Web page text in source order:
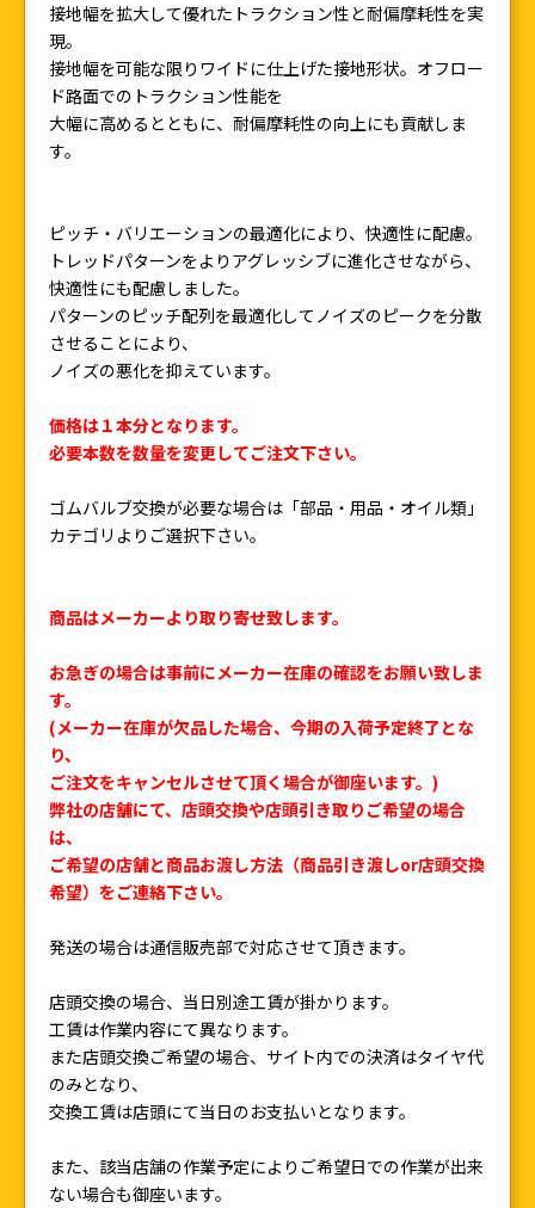
接地幅を拡大して優れたトラクション性と耐偏摩耗性を実
現。
接地幅を可能な限りワイドに仕上げた接地形状。オフロー
ド路面でのトラクション性能を
大幅に高めるとともに、耐偏摩耗性の向上にも貢献しま
す。
ピッチ・バリエーションの最適化により、快適性に配慮。
トレッドパターンをよりアグレッシブに進化させながら、
快適性にも配慮しました。
パターンのピッチ配列を最適化してノイズのピークを分散
させることにより、
ノイズの悪化を抑えています。
価格は１本分となります。
必要本数を数量を変更してご注文下さい。
ゴムバルブ交換が必要な場合は「部品・用品・オイル類」
カテゴリよりご選択下さい。
商品はメーカーより取り寄せ致します。
お急ぎの場合は事前にメーカー在庫の確認をお願い致しま
す。
(メーカー在庫が欠品した場合、今期の入荷予定終了とな
り、
ご注文をキャンセルさせて頂く場合が御座います。)
弊社の店舗にて、店頭交換や店頭引き取りご希望の場合
は、
ご希望の店舗と商品お渡し方法（商品引き渡しor店頭交換
希望）をご連絡下さい。
発送の場合は通信販売部で対応させて頂きます。
店頭交換の場合、当日別途工賃が掛かります。
工賃は作業内容にて異なります。
また店頭交換ご希望の場合、サイト内での決済はタイヤ代
のみとなり、
交換工賃は店頭にて当日のお支払いとなります。
また、該当店舗の作業予定によりご希望日での作業が出来
ない場合も御座います。